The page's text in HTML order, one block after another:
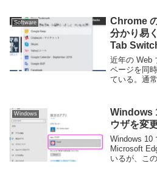
Software
Chrome
分かり易
Tab
近年の Web
ページを同
ている。通
ドウ上部の
ックするか
トカットを
Windows
Windows
ウザを変
Windows 10
Microsoft
いるが、こ
ザはGoogle
ーが自由に